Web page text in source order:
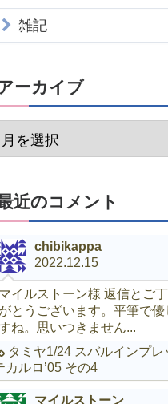
雑記
ーカイブ
近のコメント
chibikappa
2022.12.15
マイルストーン様 返信とご
がとうございます。平筆で
ね。思いつきません...
タミヤ1/24 スバルインプ
カルロ’05 その4
マイルストーン